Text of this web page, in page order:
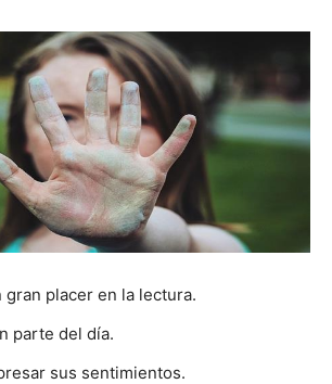
gran placer en la lectura.
parte del día.
sus sentimientos.